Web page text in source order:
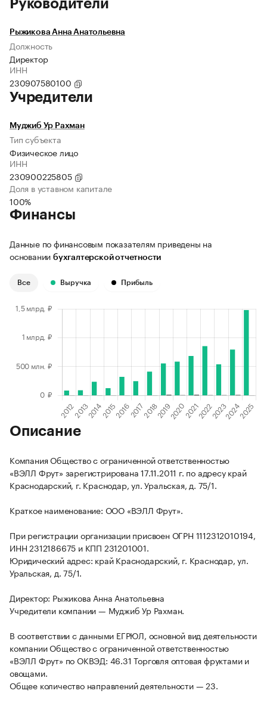
Руководители
Рыжикова Анна Анатольевна
Должность
Директор
ИНН
230907580100
Учредители
Муджиб Ур Рахман
Тип субъекта
Физическое лицо
ИНН
230900225805
Доля в уставном капитале
100%
Финансы
Данные по финансовым показателям приведены на
основании бухгалтерской отчетности
Все Выручка Прибыль
Описание
Компания Общество с ограниченной ответственностью
«ВЭЛЛ Фрут» зарегистрирована 17.11.2011 г. по адресу край
Краснодарский, г. Краснодар, ул. Уральская, д. 75/1.
Краткое наименование: ООО «ВЭЛЛ Фрут».
При регистрации организации присвоен ОГРН 1112312010194,
ИНН 2312186675 и КПП 231201001.
Юридический адрес: край Краснодарский, г. Краснодар, ул.
Уральская, д. 75/1.
Директор: Рыжикова Анна Анатольевна
Учредители компании — Муджиб Ур Рахман.
В соответствии с данными ЕГРЮЛ, основной вид деятельности
компании Общество с ограниченной ответственностью
«ВЭЛЛ Фрут» по ОКВЭД: 46.31 Торговля оптовая фруктами и
овощами.
Общее количество направлений деятельности — 23.